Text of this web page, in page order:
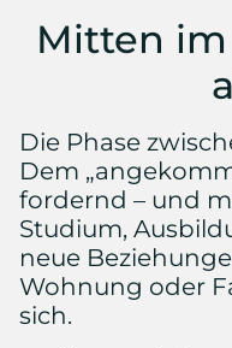
Mitten
Die Phase
Dem
fordernd – und
Studium,
neue
Wohnung oder
sich.